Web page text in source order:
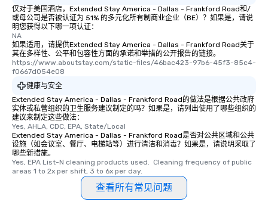
仅对于美国酒店，Extended Stay America - Dallas - Frankford Road和/
或母公司是否被认证为 51% 的多元化所有制商业企业（BE）？如果是，请说
明您获得以下哪一项认证：
NA
如果适用，请提供Extended Stay America - Dallas - Frankford Road关于
其在多样性、公平和包容性方面的承诺和举措的公开报告的链接。
https://www.aboutstay.com/static-files/46bac423-97b6-45f3-85c4-
f0667d054e08
健康与安全
Extended Stay America - Dallas - Frankford Road的做法是根据公共政府
实体或私营组织的卫生服务建议制定的吗？如果是，请列出使用了哪些组织的
建议来制定这些做法：
Yes, AHLA, CDC, EPA, State/Local
Extended Stay America - Dallas - Frankford Road是否对公共区域和公共
设施（如会议室、餐厅、电梯站等）进行清洁和消毒？如果是，请说明采取了
哪些新措施。
Yes, EPA List-N cleaning products used.  Cleaning frequency of public
areas 1 to 2x per shift, 3 to 6x per day.
查看所有常见问题